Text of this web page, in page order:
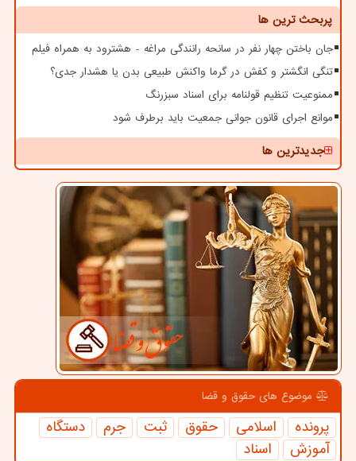
پربحث ترین ها
جان باختن چهار نفر در سانحه رانندگی مراغه - هشترود به همراه فیلم
تنگی انگشتر و کفش در گرما واکنش طبیعی بدن یا هشدار جدی؟
ممنوعیت تنظیم قولنامه برای اسناد سبزرنگ
موانع اجرای قانون جوانی جمعیت باید برطرف شود
جدیدترین ها
موضوع های حقوق و قضا
پرونده اسلامی حقوق ثبت جرم
دستگاه
آموزش
اسناد